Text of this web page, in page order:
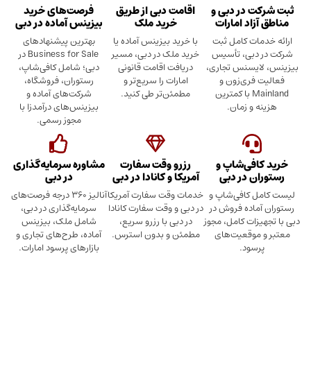
در دبی و
امارات
کامل ثبت
تأسیس
تجاری،
و
Mainland با کمترین
اقامت دبی از طریق
خرید ملک
با خرید بیزینس آماده یا
خرید ملک در دبی، مسیر
دریافت اقامت قانونی
امارات را سریع‌تر و
مطمئن‌تر طی کنید.
فرصت‌های خرید
بیزینس آماده در دبی
بهترین پیشنهادهای
Business for Sale در
دبی؛ شامل کافی‌شاپ،
رستوران، فروشگاه،
شرکت‌های آماده و
بیزینس‌های درآمدزا با
و
در دبی
و
فروش در
کامل، مجوز
رزرو وقت سفارت
آمریکا و کانادا در دبی
خدمات وقت سفارت آمریکا
در دبی و وقت سفارت کانادا
در دبی با رزرو سریع،
مطمئن و بدون استرس.
مشاوره سرمایه‌گذاری
در دبی
آنالیز ۳۶۰ درجه فرصت‌های
سرمایه‌گذاری در دبی،
شامل ملک، بیزینس
آماده، طرح‌های تجاری و
بازارهای پرسود امارات.